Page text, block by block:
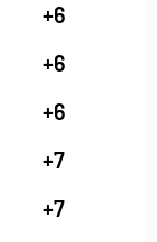
+6
+6
+6
+7
+7